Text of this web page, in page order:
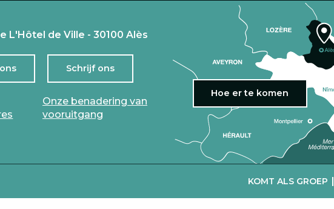
L'Hôtel de Ville - 30100 Alès
Schrijf ons
Onze benadering van
vooruitgang
Hoe er te komen
KOMT ALS GROEP |